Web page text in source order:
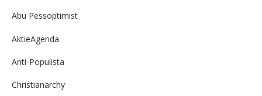
Abu Pessoptimist
AktieAgenda
Anti-Populista
Christianarchy